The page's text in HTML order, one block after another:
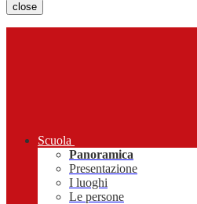
close
Scuola
Panoramica
Presentazione
I luoghi
Le persone